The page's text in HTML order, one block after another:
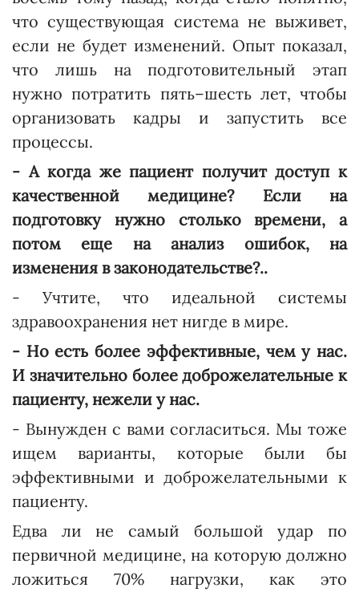
что существующая система не выживет,
если не будет изменений. Опыт показал,
что лишь на подготовительный этап
нужно потратить пять–шесть лет, чтобы
организовать кадры и запустить все
процессы.
- А когда же пациент получит доступ к
качественной медицине? Если на
подготовку нужно столько времени, а
потом еще на анализ ошибок, на
изменения в законодательстве?..
- Учтите, что идеальной системы
здравоохранения нет нигде в мире.
- Но есть более эффективные, чем у нас.
И значительно более доброжелательные к
пациенту, нежели у нас.
- Вынужден с вами согласиться. Мы тоже
ищем варианты, которые были бы
эффективными и доброжелательными к
пациенту.
Едва ли не самый большой удар по
первичной медицине, на которую должно
ложиться 70% нагрузки, как это